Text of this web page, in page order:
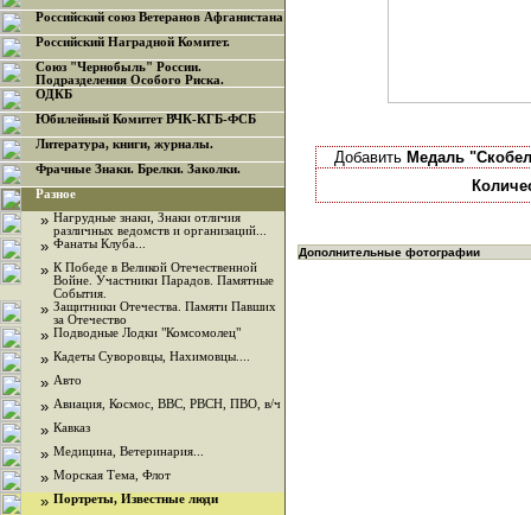
Российский союз Ветеранов Афганистана
Российский Наградной Комитет.
Союз "Чернобыль" России.
Подразделения Особого Риска.
ОДКБ
Юбилейный Комитет ВЧК-КГБ-ФСБ
Литература, книги, журналы.
Фрачные Знаки. Брелки. Заколки.
Разное
» Нагрудные знаки, Знаки отличия
различных ведомств и организаций...
» Фанаты Клуба...
» К Победе в Великой Отечественной
Войне. Участники Парадов. Памятные
События.
» Защитники Отечества. Памяти Павших
за Отечество
» Подводные Лодки "Комсомолец"
» Кадеты Суворовцы, Нахимовцы....
» Авто
» Авиация, Космос, ВВС, РВСН, ПВО, в/ч
» Кавказ
» Медицина, Ветеринария...
» Морская Тема, Флот
» Портреты, Известные люди
Добавить Медаль
Дополнительные фотографии